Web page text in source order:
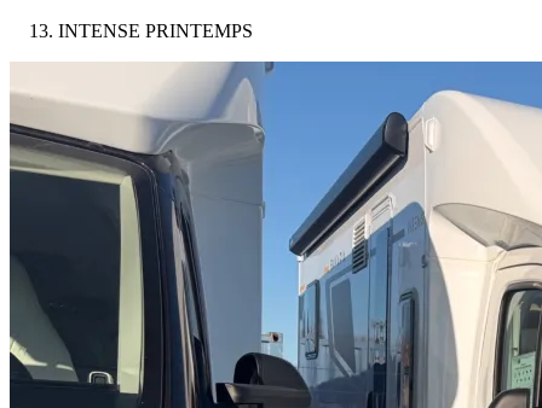
INTENSE PRINTEMPS